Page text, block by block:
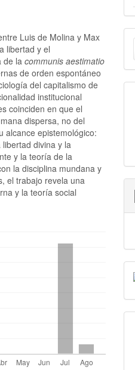
Luis de Molina y Max
libertad y el
de lacommunis aestimatio
de orden espontáneo
del capitalismo de
institucional
coinciden en que el
dispersa, no del
alcance epistemológico:
divina y la
y la teoría de la
la disciplina mundana y
el trabajo revela una
y la teoría social